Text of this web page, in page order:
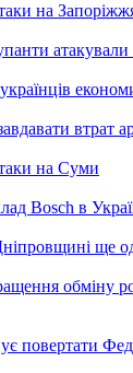
на
втрат
на Суми
Bosch в
ще
обміну
повертати